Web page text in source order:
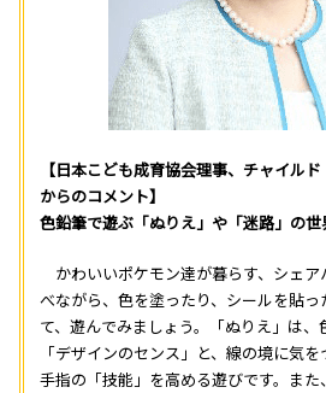
【日本こども成育協会理事、チャイル
からのコメント】
色鉛筆で遊ぶ「ぬりえ」や「迷路」の世
かわいいポケモン達が暮らす、シェ
べながら、色を塗ったり、シールを貼
て、遊んでみましょう。「ぬりえ」は
「デザインのセンス」と、線の境に気
手指の「技能」を高める遊びです。ま